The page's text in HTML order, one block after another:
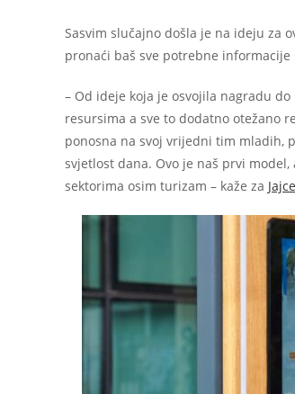
Sasvim slučajno došla je na ideju za
pronaći baš sve potrebne
– Od ideje koja je osvojila nagradu
resursima a sve to dodatno otežano
ponosna na svoj vrijedni tim mladih,
svjetlost dana. Ovo je naš prvi
sektorima osim turizam – kaže za